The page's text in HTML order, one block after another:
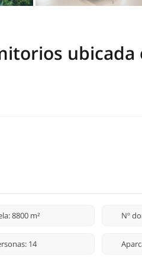
ubicada
8800 m² Nº
14